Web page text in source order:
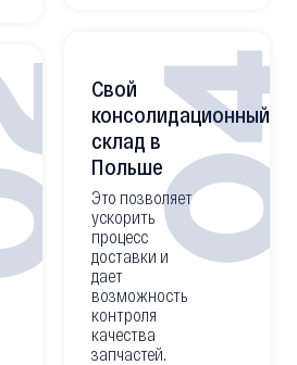
Свой
консолидационный
склад в
Польше
Это позволяет
ускорить
процесс
доставки и
дает
возможность
контроля
качества
запчастей.